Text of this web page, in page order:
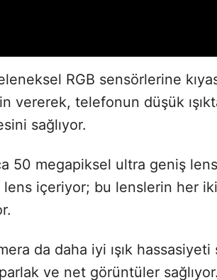
RGB sensörlerine
vererek, telefonun düşük
sağlıyor.
50 megapiksel ultra geniş
içeriyor; bu lenslerin her
da daha iyi ışık hassasiyeti
ve net görüntüler sağlıyor.